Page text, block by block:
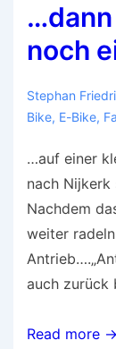
…dann
noch
Stephan
Bike, E-Bike,
…auf einer
nach
Nachdem
weiter
auch zurück
…
Read more →